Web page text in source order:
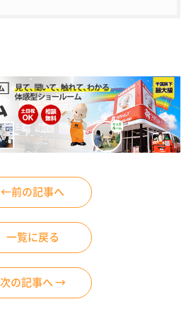
←前の記事へ
一覧に戻る
次の記事へ →